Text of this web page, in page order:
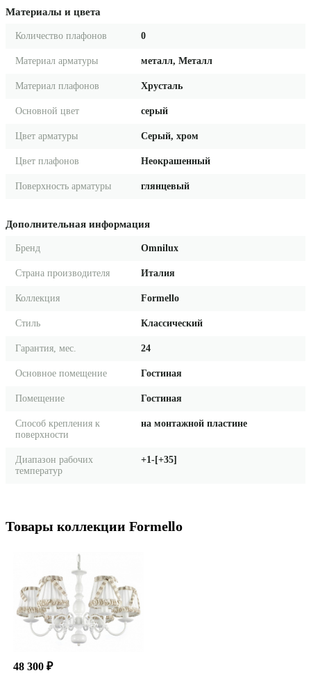
Материалы и цвета
Количество плафонов 0
Материал арматуры металл, Металл
Материал плафонов Хрусталь
Основной цвет серый
Цвет арматуры Серый, хром
Цвет плафонов Неокрашенный
Поверхность арматуры глянцевый
Дополнительная информация
Бренд Omnilux
Страна производителя Италия
Коллекция Formello
Стиль Классический
Гарантия, мес. 24
Основное помещение Гостиная
Помещение Гостиная
Способ крепления к
поверхности
на монтажной пластине
Диапазон рабочих
температур
+1-[+35]
Товары коллекции Formello
48 300 ₽